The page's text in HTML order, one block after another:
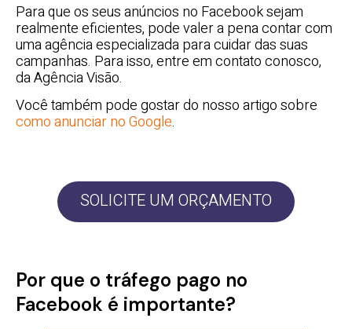
Para que os seus anúncios no Facebook sejam
realmente eficientes, pode valer a pena contar com
uma agência especializada para cuidar das suas
campanhas. Para isso, entre em contato conosco,
da Agência Visão.
Você também pode gostar do nosso artigo sobre
como anunciar no Google.
SOLICITE UM ORÇAMENTO
Por que o tráfego pago no
Facebook é importante?